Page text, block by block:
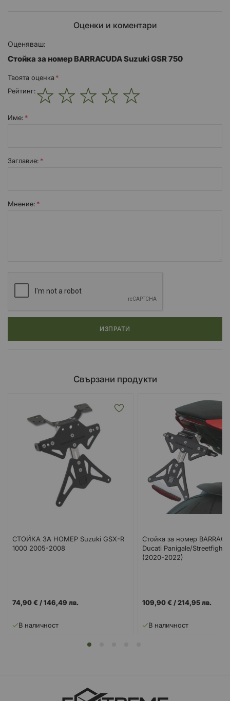
**Забележете: оригиналните мигачи не са подходящи за тази
Оценки и коментари
Оценяваш:
Стойка за номер BARRACUDA Suzuki GSR 750
Твоята оценка
Рейтинг:
Име:
Заглавиe:
Мнение:
ИЗПРАТИ
Свързани продукти
СТОЙКА ЗА НОМЕР Suzuki GSX-R
1000 2005-2008
74,90 € /146,49 лв.
В наличност
Стойка за номер
Ducati Panigale/
(2020-2022)
109,90 € /214,95 лв.
В наличност